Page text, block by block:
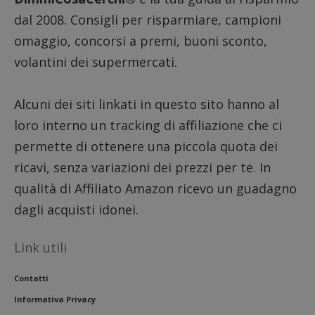
dal 2008. Consigli per risparmiare, campioni
omaggio, concorsi a premi, buoni sconto,
volantini dei supermercati.
Alcuni dei siti linkati in questo sito hanno al
loro interno un tracking di affiliazione che ci
permette di ottenere una piccola quota dei
ricavi, senza variazioni dei prezzi per te. In
qualità di Affiliato Amazon ricevo un guadagno
dagli acquisti idonei.
Link utili
Contatti
Informativa Privacy